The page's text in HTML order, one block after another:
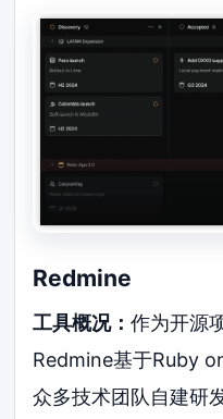
Redmine
工具概况：作为开源
Redmine基于Ruby
众多技术团队自建研